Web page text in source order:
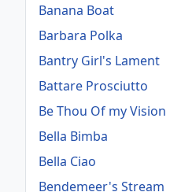
Banana Boat
Barbara Polka
Bantry Girl's Lament
Battare Prosciutto
Be Thou Of my Vision
Bella Bimba
Bella Ciao
Bendemeer's Stream